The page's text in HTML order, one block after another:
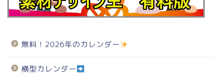
無料！2026年のカレンダー
横型カレンダー